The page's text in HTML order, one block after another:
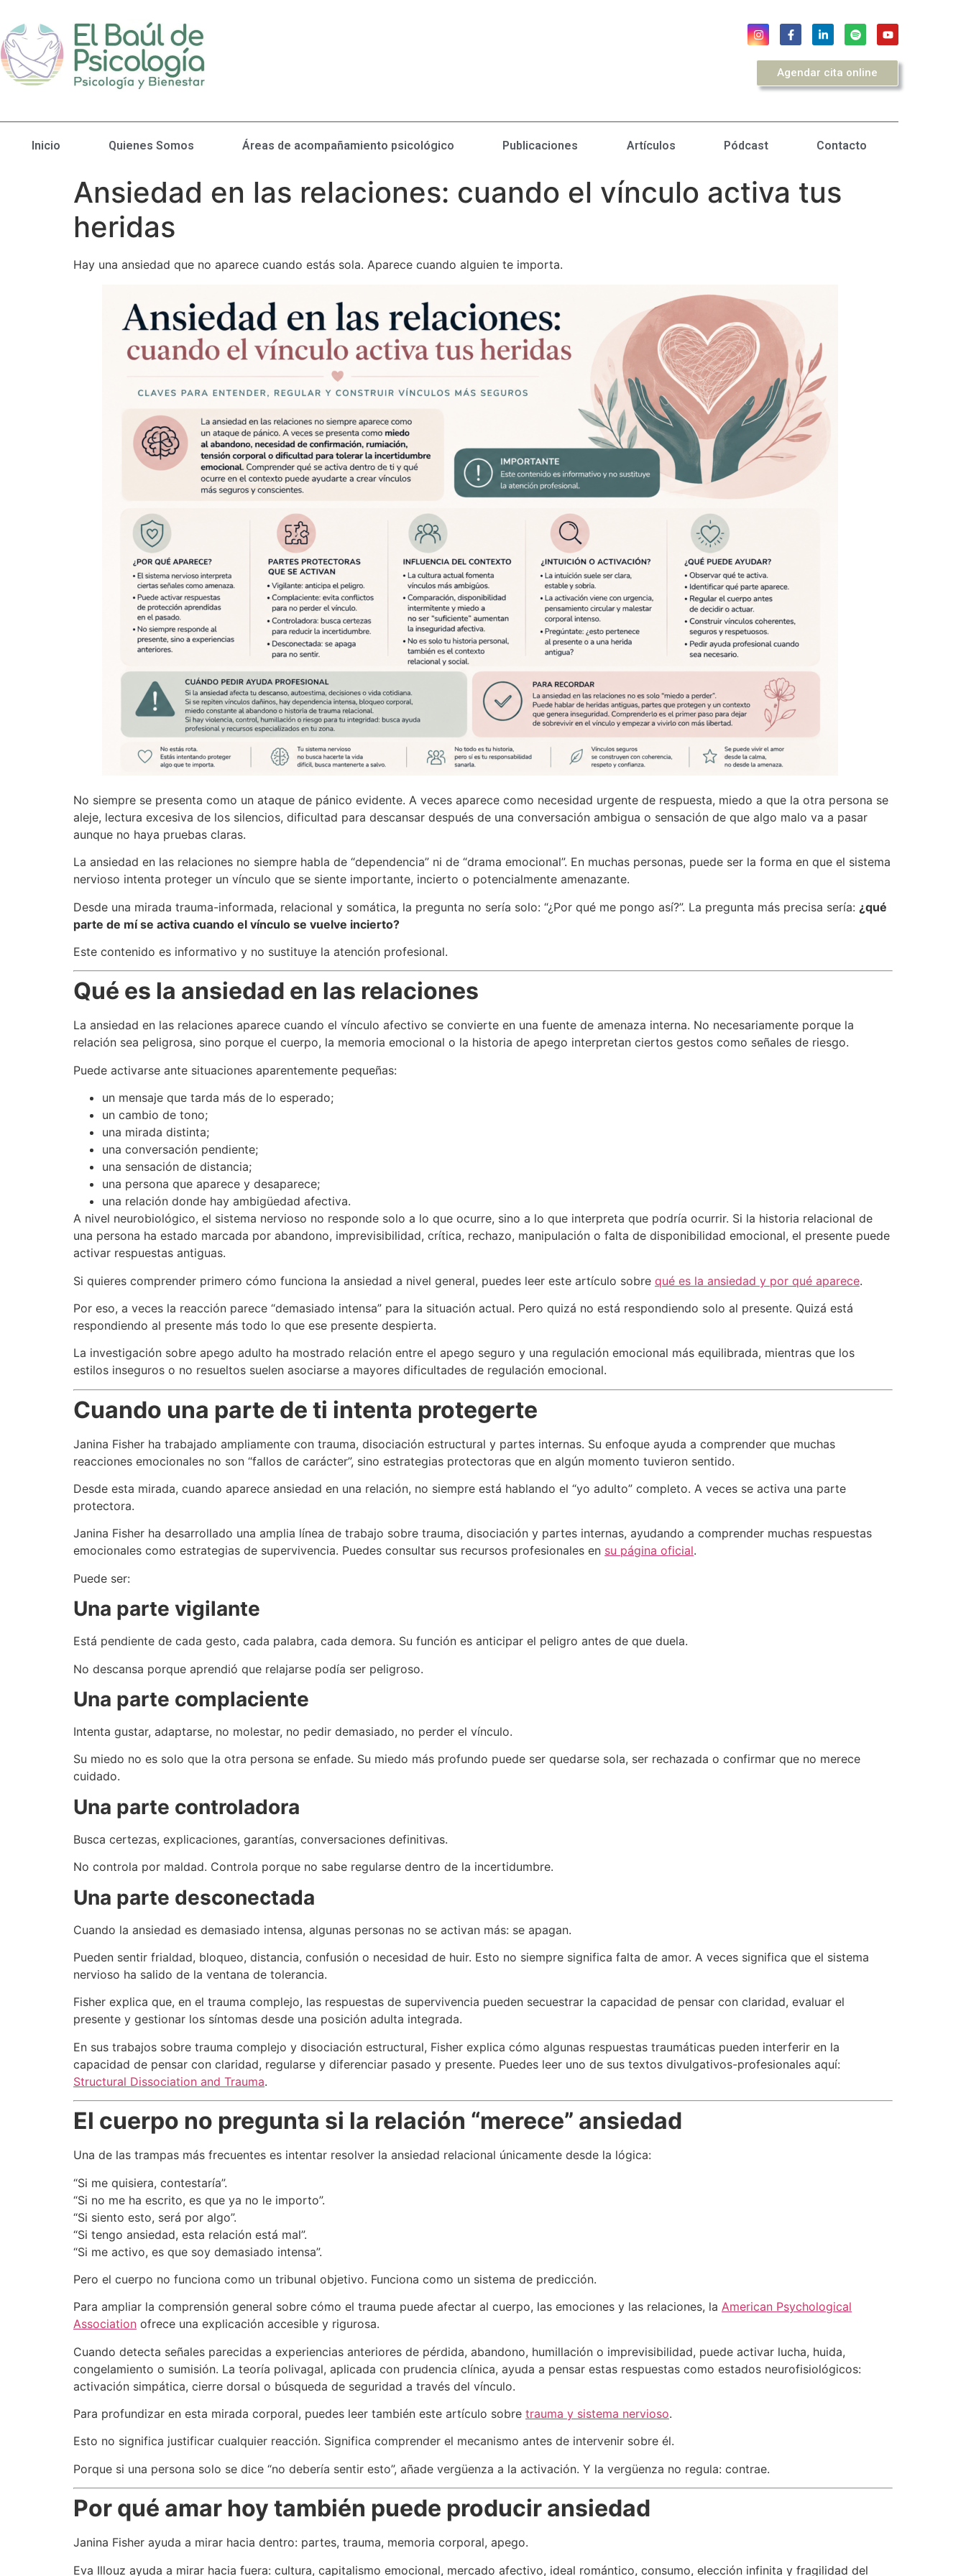
Agendar cita online
Inicio Quienes Somos Áreas de acompañamiento psicológico Publicaciones Artículos Pódcast Contacto
Ansiedad en las relaciones: cuando el vínculo activa tus
heridas
Hay una ansiedad que no aparece cuando estás sola. Aparece cuando alguien te importa.
No siempre se presenta como un ataque de pánico evidente. A veces aparece como necesidad urgente de respuesta, miedo a que la otra persona se
aleje, lectura excesiva de los silencios, dificultad para descansar después de una conversación ambigua o sensación de que algo malo va a pasar
aunque no haya pruebas claras.
La ansiedad en las relaciones no siempre habla de “dependencia” ni de “drama emocional”. En muchas personas, puede ser la forma en que el sistema
nervioso intenta proteger un vínculo que se siente importante, incierto o potencialmente amenazante.
Desde una mirada trauma-informada, relacional y somática, la pregunta no sería solo: “¿Por qué me pongo así?”. La pregunta más precisa sería: ¿qué
parte de mí se activa cuando el vínculo se vuelve incierto?
Este contenido es informativo y no sustituye la atención profesional.
Qué es la ansiedad en las relaciones
La ansiedad en las relaciones aparece cuando el vínculo afectivo se convierte en una fuente de amenaza interna. No necesariamente porque la
relación sea peligrosa, sino porque el cuerpo, la memoria emocional o la historia de apego interpretan ciertos gestos como señales de riesgo.
Puede activarse ante situaciones aparentemente pequeñas:
un mensaje que tarda más de lo esperado;
un cambio de tono;
una mirada distinta;
una conversación pendiente;
una sensación de distancia;
una persona que aparece y desaparece;
una relación donde hay ambigüedad afectiva.
A nivel neurobiológico, el sistema nervioso no responde solo a lo que ocurre, sino a lo que interpreta que podría ocurrir. Si la historia relacional de
una persona ha estado marcada por abandono, imprevisibilidad, crítica, rechazo, manipulación o falta de disponibilidad emocional, el presente puede
activar respuestas antiguas.
Si quieres comprender primero cómo funciona la ansiedad a nivel general, puedes leer este artículo sobre qué es la ansiedad y por qué aparece.
Por eso, a veces la reacción parece “demasiado intensa” para la situación actual. Pero quizá no está respondiendo solo al presente. Quizá está
respondiendo al presente más todo lo que ese presente despierta.
La investigación sobre apego adulto ha mostrado relación entre el apego seguro y una regulación emocional más equilibrada, mientras que los
estilos inseguros o no resueltos suelen asociarse a mayores dificultades de regulación emocional.
Cuando una parte de ti intenta protegerte
Janina Fisher ha trabajado ampliamente con trauma, disociación estructural y partes internas. Su enfoque ayuda a comprender que muchas
reacciones emocionales no son “fallos de carácter”, sino estrategias protectoras que en algún momento tuvieron sentido.
Desde esta mirada, cuando aparece ansiedad en una relación, no siempre está hablando el “yo adulto” completo. A veces se activa una parte
protectora.
Janina Fisher ha desarrollado una amplia línea de trabajo sobre trauma, disociación y partes internas, ayudando a comprender muchas respuestas
emocionales como estrategias de supervivencia. Puedes consultar sus recursos profesionales en su página oficial.
Puede ser:
Una parte vigilante
Está pendiente de cada gesto, cada palabra, cada demora. Su función es anticipar el peligro antes de que duela.
No descansa porque aprendió que relajarse podía ser peligroso.
Una parte complaciente
Intenta gustar, adaptarse, no molestar, no pedir demasiado, no perder el vínculo.
Su miedo no es solo que la otra persona se enfade. Su miedo más profundo puede ser quedarse sola, ser rechazada o confirmar que no merece
cuidado.
Una parte controladora
Busca certezas, explicaciones, garantías, conversaciones definitivas.
No controla por maldad. Controla porque no sabe regularse dentro de la incertidumbre.
Una parte desconectada
Cuando la ansiedad es demasiado intensa, algunas personas no se activan más: se apagan.
Pueden sentir frialdad, bloqueo, distancia, confusión o necesidad de huir. Esto no siempre significa falta de amor. A veces significa que el sistema
nervioso ha salido de la ventana de tolerancia.
Fisher explica que, en el trauma complejo, las respuestas de supervivencia pueden secuestrar la capacidad de pensar con claridad, evaluar el
presente y gestionar los síntomas desde una posición adulta integrada.
En sus trabajos sobre trauma complejo y disociación estructural, Fisher explica cómo algunas respuestas traumáticas pueden interferir en la
capacidad de pensar con claridad, regularse y diferenciar pasado y presente. Puedes leer uno de sus textos divulgativos-profesionales aquí:
Structural Dissociation and Trauma.
El cuerpo no pregunta si la relación “merece” ansiedad
Una de las trampas más frecuentes es intentar resolver la ansiedad relacional únicamente desde la lógica:
“Si me quisiera, contestaría”.
“Si no me ha escrito, es que ya no le importo”.
“Si siento esto, será por algo”.
“Si tengo ansiedad, esta relación está mal”.
“Si me activo, es que soy demasiado intensa”.
Pero el cuerpo no funciona como un tribunal objetivo. Funciona como un sistema de predicción.
Para ampliar la comprensión general sobre cómo el trauma puede afectar al cuerpo, las emociones y las relaciones, la American Psychological
Association ofrece una explicación accesible y rigurosa.
Cuando detecta señales parecidas a experiencias anteriores de pérdida, abandono, humillación o imprevisibilidad, puede activar lucha, huida,
congelamiento o sumisión. La teoría polivagal, aplicada con prudencia clínica, ayuda a pensar estas respuestas como estados neurofisiológicos:
activación simpática, cierre dorsal o búsqueda de seguridad a través del vínculo.
Para profundizar en esta mirada corporal, puedes leer también este artículo sobre trauma y sistema nervioso.
Esto no significa justificar cualquier reacción. Significa comprender el mecanismo antes de intervenir sobre él.
Porque si una persona solo se dice “no debería sentir esto”, añade vergüenza a la activación. Y la vergüenza no regula: contrae.
Por qué amar hoy también puede producir ansiedad
Janina Fisher ayuda a mirar hacia dentro: partes, trauma, memoria corporal, apego.
Eva Illouz ayuda a mirar hacia fuera: cultura, capitalismo emocional, mercado afectivo, ideal romántico, consumo, elección infinita y fragilidad del